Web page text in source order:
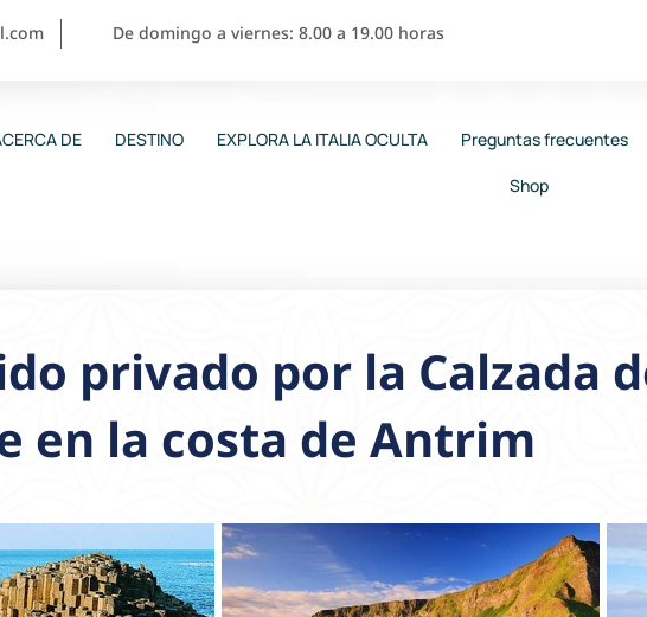
De domingo a viernes: 8.00 a 19.00 horas
DE DESTINO EXPLORA LA ITALIA OCULTA Preguntas frecuentes
Shop
privado por la Calzada
en la costa de Antrim